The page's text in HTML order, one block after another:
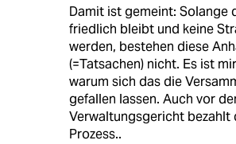
Damit ist gemeint: Solange
friedlich bleibt und keine
werden, bestehen diese
(=Tatsachen) nicht. Es ist
warum sich das die
gefallen lassen. Auch vor
Verwaltungsgericht bezahlt
Prozess..